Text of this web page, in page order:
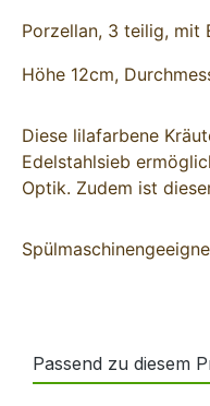
Porzellan, 3 teilig, mit
Höhe 12cm,
Diese lilafarbene
Edelstahlsieb
Optik. Zudem ist
Passend zu diesem